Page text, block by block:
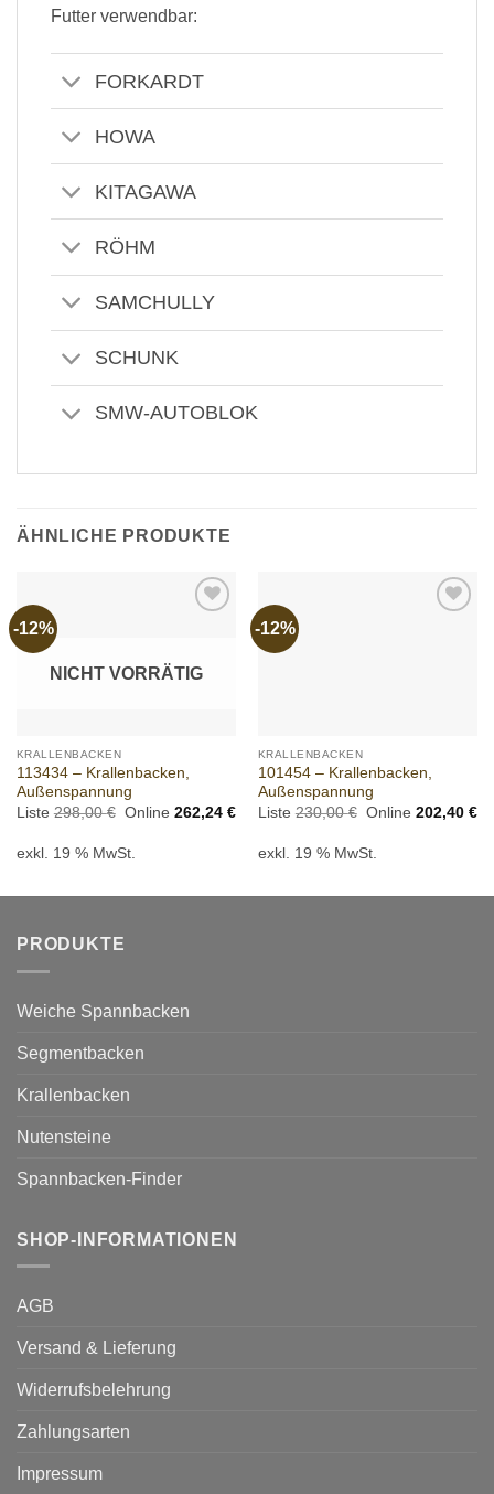
Futter verwendbar:
FORKARDT
HOWA
KITAGAWA
RÖHM
SAMCHULLY
SCHUNK
SMW-AUTOBLOK
ÄHNLICHE PRODUKTE
-12%
NICHT VORRÄTIG
KRALLENBACKEN
113434 – Krallenbacken,
Außenspannung
Liste 298,00€ Ursprünglicher
298,00 €
Online 262,24 €Aktueller
262,24 €.
exkl. 19 % MwSt.
-12%
KRALLENBACKEN
101454 – Krallenbacken,
Außenspannung
Liste 230,00€ Ursprünglicher
230,00 €
Online 202,40 €
exkl. 19 % MwSt.
PRODUKTE
Weiche Spannbacken
Segmentbacken
Krallenbacken
Nutensteine
Spannbacken-Finder
SHOP-INFORMATIONEN
AGB
Versand & Lieferung
Widerrufsbelehrung
Zahlungsarten
Impressum